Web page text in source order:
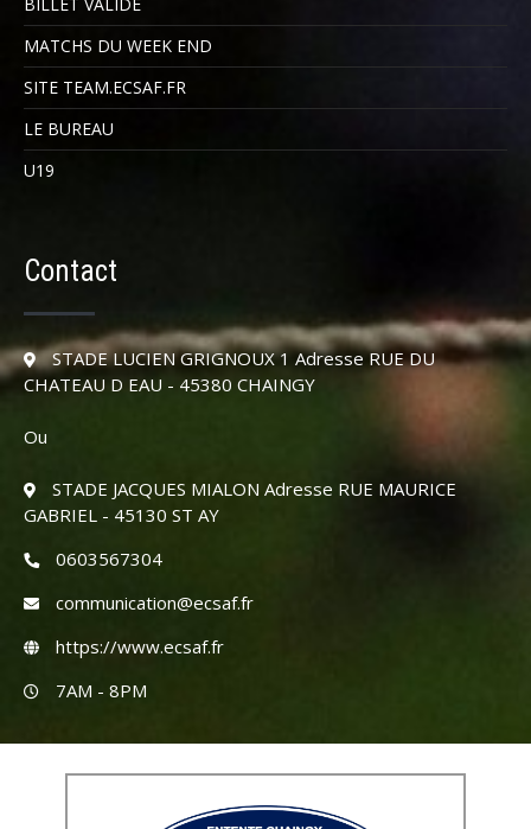
MATCHS DU WEEK END
SITE TEAM.ECSAF.FR
LE BUREAU
U19
Contact
STADE LUCIEN GRIGNOUX 1 Adresse RUE DU
CHATEAU D EAU - 45380 CHAINGY
Ou
STADE JACQUES MIALON Adresse RUE MAURICE
GABRIEL - 45130 ST AY
0603567304
communication@ecsaf.fr
https://www.ecsaf.fr
7AM - 8PM